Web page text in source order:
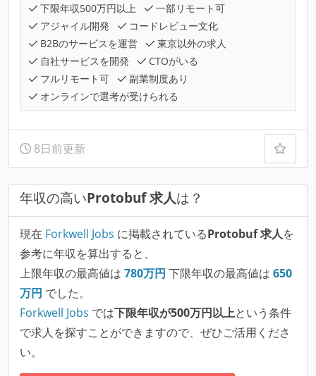
下限年収500万円以上
一部リモート可
アジャイル開発
コードレビュー文化
B2Bのサービスを運営
東京以外の求人
自社サービスを開発
CTOがいる
フルリモート可
副業制度あり
オンラインで選考が受けられる
8日前更新
年収の高いProtobuf 求人は？
現在 Forkwell Jobs に掲載されているProtobuf 求人を
参考に年収を算出すると、
上限年収の最高値は 780万円 下限年収の最高値は 650
万円 でした。
Forkwell Jobs では下限年収が500万円以上という条件
で求人を探すことができますので、ぜひご活用くださ
い。